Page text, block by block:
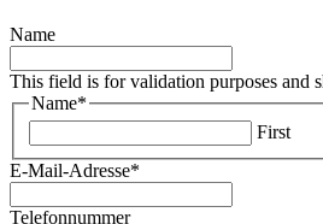
Name
This field is for validation purposes and
Name*
First
E-Mail-Adresse*
Telefonnummer